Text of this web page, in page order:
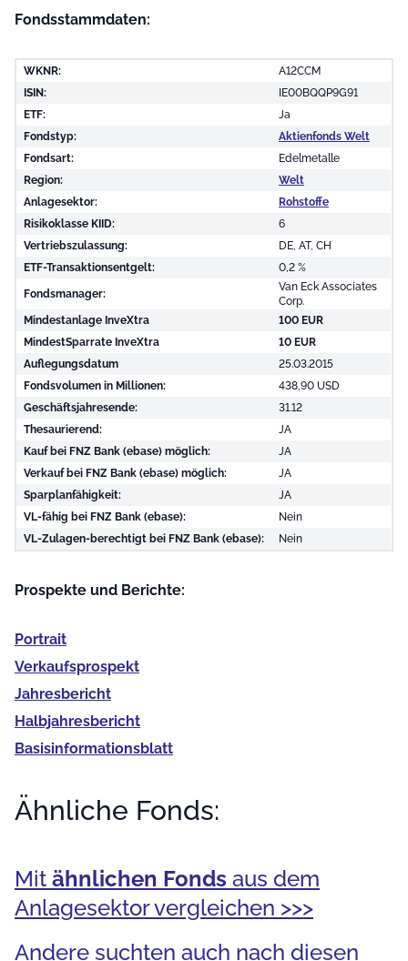
Fondsstammdaten:
WKNR:
A12CCM
ISIN:
IE00BQQP9G91
ETF:
Ja
Fondstyp:
Aktienfonds Welt
Fondsart:
Edelmetalle
Region:
Welt
Anlagesektor:
Rohstoffe
Risikoklasse KIID:
6
Vertriebszulassung:
DE, AT, CH
ETF-Transaktionsentgelt:
0,2 %
Fondsmanager:
Van Eck Associates
Corp.
Mindestanlage InveXtra
100 EUR
MindestSparrate InveXtra
10 EUR
Auflegungsdatum
25.03.2015
Fondsvolumen in Millionen:
438,90 USD
Geschäftsjahresende:
31.12
Thesaurierend:
JA
Kauf bei FNZ Bank (ebase) möglich:
JA
Verkauf bei FNZ Bank (ebase) möglich:
JA
Sparplanfähigkeit:
JA
VL-fähig bei FNZ Bank (ebase):
Nein
VL-Zulagen-berechtigt bei FNZ Bank (ebase):
Nein
Prospekte und Berichte:
Portrait
Verkaufs­prospekt
Jahres­bericht
Halb­jahres­bericht
Basis­informationsblatt
Ähnliche Fonds:
Mit ähnlichen Fonds aus dem
Anlagesektor vergleichen >>>
Andere suchten auch nach diesen